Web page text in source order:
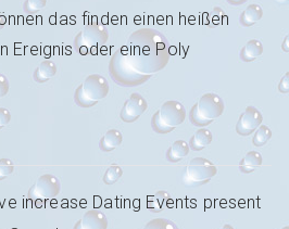
das finden einen heißen
Ereignis oder eine Poly
increase Dating Events present